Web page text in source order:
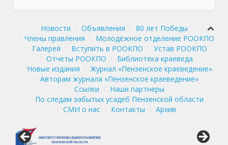
Новости Объявления
80 лет Победы
Члены правления
Молодёжное отделение РООКПО
Галерея
Вступить в РООКПО
Устав РООКПО
Отчеты РООКПО
Библиотека краеведа
Новые издания
Журнал «Пензенское краеведение»
Авторам журнала «Пензенское краеведение»
Ссылки
Наши партнеры
По следам забытых усадеб Пензенской области
СМИ о нас
Контакты Архив